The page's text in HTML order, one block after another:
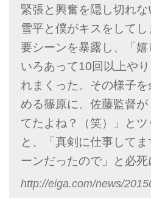
緊張と興奮を隠し切れ
雪平と僕がキスをして
要シーンを暴露し、「
いろあって10回以上や
れまくった。その様子
める篠原に、佐藤監督
てたよね？（笑）」と
と、「真剣に仕事して
ーンだったので」と必死
http://eiga.com/news/